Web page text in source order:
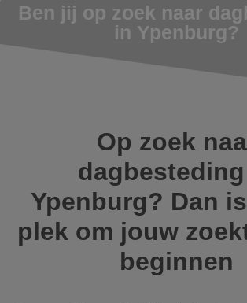
Ben jij op zoek naar
in Ypenburg?
Op zoek
Ypenburg? Dan
plek om jouw
beginnen